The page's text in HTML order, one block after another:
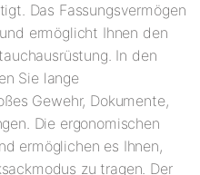
Das Fassungsvermögen
ermöglicht Ihnen den
In den
Sie lange
Gewehr, Dokumente,
Die ergonomischen
ermöglichen es Ihnen,
zu tragen. Der